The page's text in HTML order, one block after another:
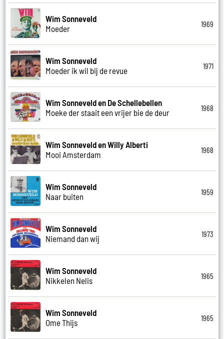
Wim Sonneveld
Moeder
1969
Wim Sonneveld
Moeder ik wil bij de revue
1971
Wim Sonneveld en De Schellebellen
Moeke der staait een vrijer bie de deur
1968
Wim Sonneveld en Willy Alberti
Mooi Amsterdam
1968
Wim Sonneveld
Naar buiten
1959
Wim Sonneveld
Niemand dan wij
1973
Wim Sonneveld
Nikkelen Nelis
1965
Wim Sonneveld
Ome Thijs
1965